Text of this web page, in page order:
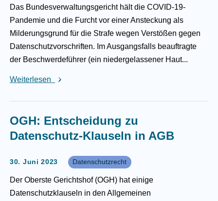
Das Bundesverwaltungsgericht hält die COVID-19-
Pandemie und die Furcht vor einer Ansteckung als
Milderungsgrund für die Strafe wegen Verstößen gegen
Datenschutzvorschriften. Im Ausgangsfalls beauftragte
der Beschwerdeführer (ein niedergelassener Haut...
Weiterlesen
OGH: Entscheidung zu
Datenschutz-Klauseln in AGB
30. Juni 2023 Datenschutzrecht
Der Oberste Gerichtshof (OGH) hat einige
Datenschutzklauseln in den Allgemeinen